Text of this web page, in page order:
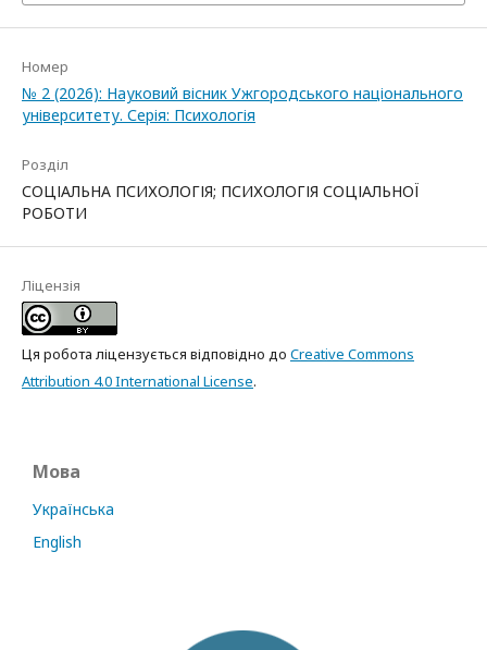
Номер
№ 2 (2026): Науковий вісник Ужгородського національного
університету. Серія: Психологія
Розділ
СОЦІАЛЬНА ПСИХОЛОГІЯ; ПСИХОЛОГІЯ СОЦІАЛЬНОЇ
РОБОТИ
Ліцензія
Ця робота ліцензується відповідно до Creative Commons
Attribution 4.0 International License.
Мова
Українська
English